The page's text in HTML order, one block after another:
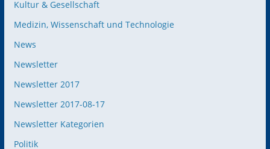
Kultur & Gesellschaft
Medizin, Wissenschaft und Technologie
News
Newsletter
Newsletter 2017
Newsletter 2017-08-17
Newsletter Kategorien
Politik